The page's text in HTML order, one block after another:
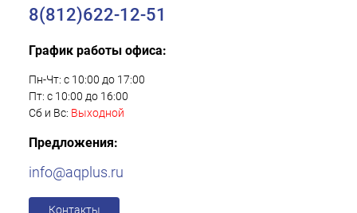
8(812)622-12-51
График работы офиса:
Пн-Чт: с 10:00 до 17:00
Пт: с 10:00 до 16:00
Сб и Вс: Выходной
Предложения:
info@aqplus.ru
Контакты